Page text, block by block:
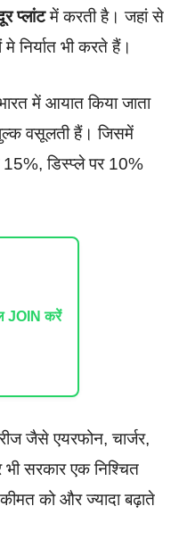
प्लांटमें करती है। जहां से
निर्यात भी करते हैं।
में आयात किया जाता
वसूलती हैं। जिसमें
15%, डिस्प्ले पर 10%
JOIN करें
जैसे एयरफोन, चार्जर,
सरकार एक निश्चित
को और ज्यादा बढ़ाते